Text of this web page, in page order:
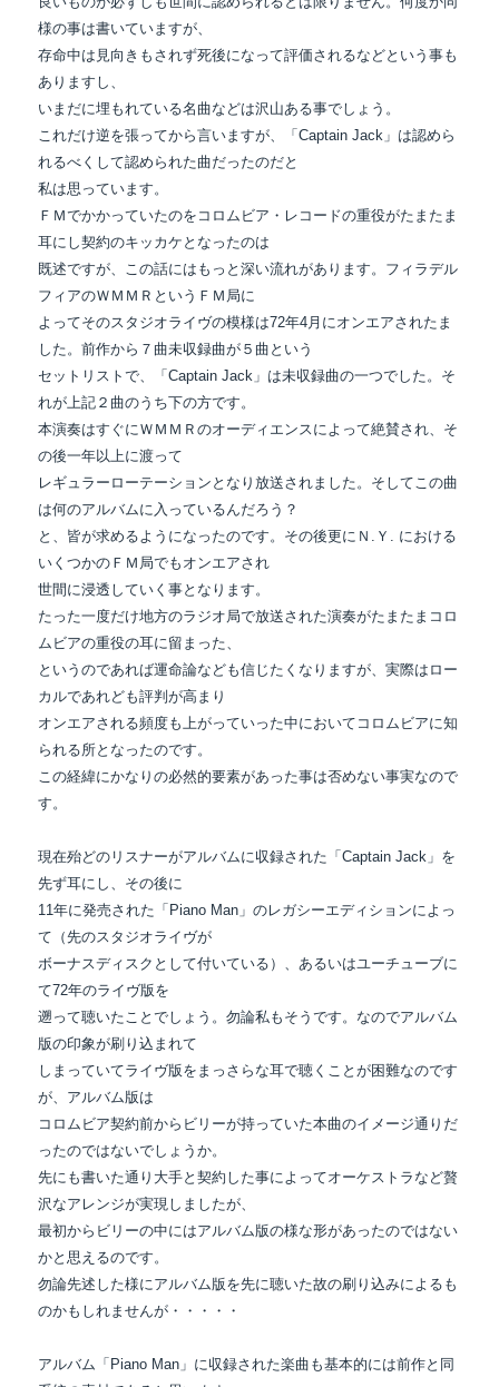
様の事は書いていますが、
存命中は見向きもされず死後になって評価されるなどという事も
ありますし、
いまだに埋もれている名曲などは沢山ある事でしょう。
これだけ逆を張ってから言いますが、「Captain Jack」は認めら
れるべくして認められた曲だったのだと
私は思っています。
ＦＭでかかっていたのをコロムビア・レコードの重役がたまたま
耳にし契約のキッカケとなったのは
既述ですが、この話にはもっと深い流れがあります。フィラデル
フィアのＷＭＭＲというＦＭ局に
よってそのスタジオライヴの模様は72年4月にオンエアされたま
した。前作から７曲未収録曲が５曲という
セットリストで、「Captain Jack」は未収録曲の一つでした。そ
れが上記２曲のうち下の方です。
本演奏はすぐにＷＭＭＲのオーディエンスによって絶賛され、そ
の後一年以上に渡って
レギュラーローテーションとなり放送されました。そしてこの曲
は何のアルバムに入っているんだろう？
と、皆が求めるようになったのです。その後更にＮ.Ｙ. における
いくつかのＦＭ局でもオンエアされ
世間に浸透していく事となります。
たった一度だけ地方のラジオ局で放送された演奏がたまたまコロ
ムビアの重役の耳に留まった、
というのであれば運命論なども信じたくなりますが、実際はロー
カルであれども評判が高まり
オンエアされる頻度も上がっていった中においてコロムビアに知
られる所となったのです。
この経緯にかなりの必然的要素があった事は否めない事実なので
す。
現在殆どのリスナーがアルバムに収録された「Captain Jack」を
先ず耳にし、その後に
11年に発売された「Piano Man」のレガシーエディションによっ
て（先のスタジオライヴが
ボーナスディスクとして付いている）、あるいはユーチューブに
て72年のライヴ版を
遡って聴いたことでしょう。勿論私もそうです。なのでアルバム
版の印象が刷り込まれて
しまっていてライヴ版をまっさらな耳で聴くことが困難なのです
が、アルバム版は
コロムビア契約前からビリーが持っていた本曲のイメージ通りだ
ったのではないでしょうか。
先にも書いた通り大手と契約した事によってオーケストラなど贅
沢なアレンジが実現しましたが、
最初からビリーの中にはアルバム版の様な形があったのではない
かと思えるのです。
勿論先述した様にアルバム版を先に聴いた故の刷り込みによるも
のかもしれませんが・・・・・
アルバム「Piano Man」に収録された楽曲も基本的には前作と同